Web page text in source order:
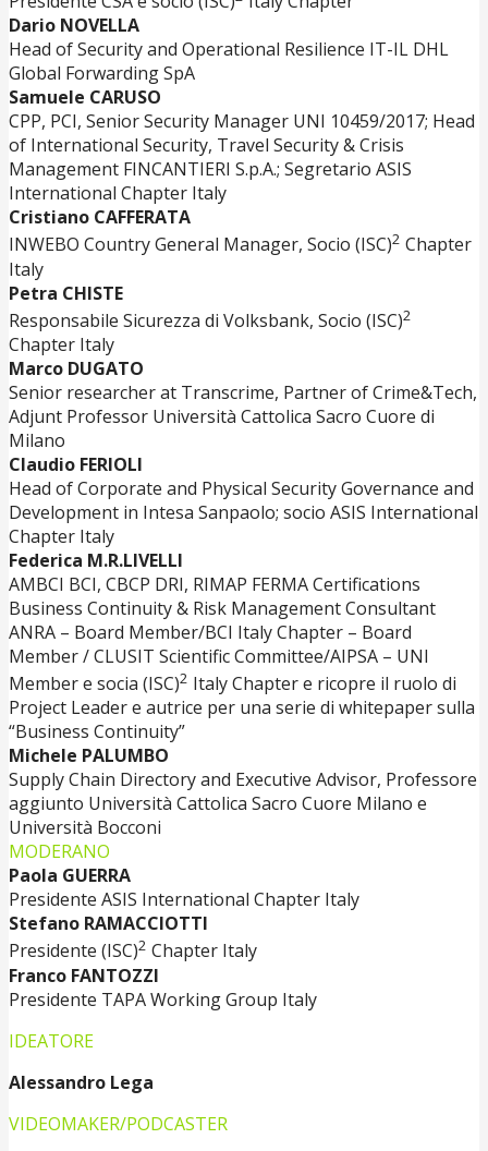
Dario NOVELLA
Head of Security and Operational Resilience IT-IL DHL
Global Forwarding SpA
Samuele CARUSO
CPP, PCI, Senior Security Manager UNI 10459/2017; Head
of International Security, Travel Security & Crisis
Management FINCANTIERI S.p.A.; Segretario ASIS
International Chapter Italy
Cristiano CAFFERATA
INWEBO Country General Manager, Socio (ISC)2 Chapter
Italy
Petra CHISTE
Responsabile Sicurezza di Volksbank, Socio (ISC)2
Chapter Italy
Marco DUGATO
Senior researcher at Transcrime, Partner of Crime&Tech,
Adjunt Professor Università Cattolica Sacro Cuore di
Milano
Claudio FERIOLI
Head of Corporate and Physical Security Governance and
Development in Intesa Sanpaolo; socio ASIS International
Chapter Italy
Federica M.R.LIVELLI
AMBCI BCI, CBCP DRI, RIMAP FERMA Certifications
Business Continuity & Risk Management Consultant
ANRA – Board Member/BCI Italy Chapter – Board
Member / CLUSIT Scientific Committee/AIPSA – UNI
Member e socia (ISC)2 Italy Chapter e ricopre il ruolo di
Project Leader e autrice per una serie di whitepaper sulla
“Business Continuity”
Michele PALUMBO
Supply Chain Directory and Executive Advisor, Professore
aggiunto Università Cattolica Sacro Cuore Milano e
Università Bocconi
MODERANO
Paola GUERRA
Presidente ASIS International Chapter Italy
Stefano RAMACCIOTTI
Presidente (ISC)2 Chapter Italy
Franco FANTOZZI
Presidente TAPA Working Group Italy
IDEATORE
Alessandro Lega
VIDEOMAKER/PODCASTER